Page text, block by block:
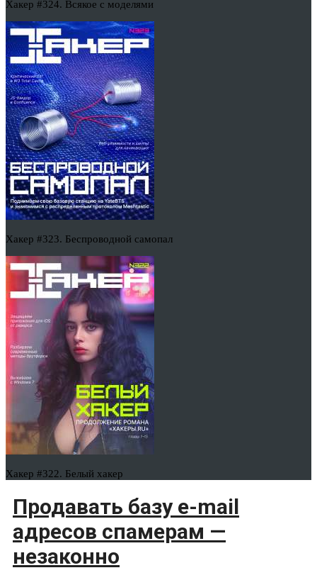
Хакер #324. Всякое с моделями
Хакер #323. Беспроводной самопал
Хакер #322. Белый хакер
Продавать базу e-mail
адресов спамерам —
незаконно